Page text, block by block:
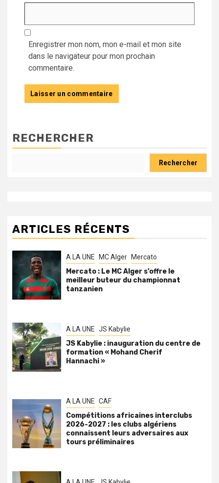
Enregistrer mon nom, mon e-mail et mon site
dans le navigateur pour mon prochain
commentaire.
RECHERCHER
Rechercher
ARTICLES RÉCENTS
A LA UNE MC Alger Mercato
Mercato : Le MC Alger s’offre le
meilleur buteur du championnat
tanzanien
A LA UNE JS Kabylie
JS Kabylie : inauguration du centre de
formation « Mohand Cherif
Hannachi »
A LA UNE CAF
Compétitions africaines interclubs
2026-2027 : les clubs algériens
connaissent leurs adversaires aux
tours préliminaires